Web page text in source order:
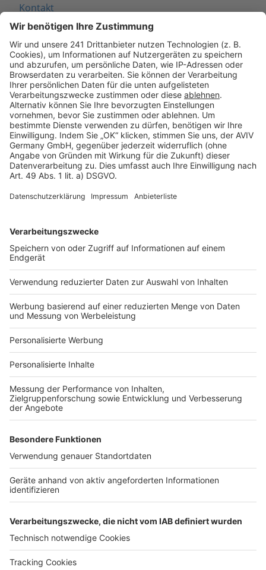
Kontakt
Seitenaufbau
Barrierefreiheit
Cookie Einstellungen
Rechtliches
AGB-Übersicht
Datenschutz
Impressum
Services
Bauprojekt-Quiz
Häuser-Suche
Hausanbieter-Suche
Bauprojekt-Profil
Für Unternehmen
Ihre Baufirma auf bauen.de
Kostenloses Infogespräch